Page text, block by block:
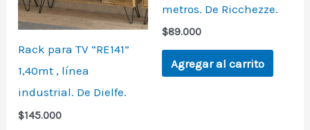
Rack para TV “RE141”
1,40mt , línea
industrial. De Dielfe.
$145.000
metros. De Ricchezze.
$89.000
Agregar al carrito